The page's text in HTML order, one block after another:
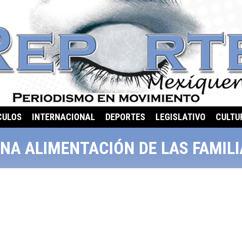
INTERNACIONAL DEPORTES LEGISLATIVO
ALIMENTACIÓN DE LAS